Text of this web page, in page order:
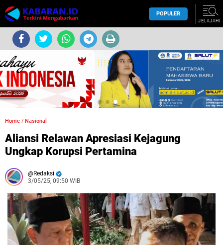
POPULER
JELAJAHI
Home / Nasional
Aliansi Relawan Apresiasi Kejagung
Ungkap Korupsi Pertamina
Redaksi
3/05/25, 09:50 WIB